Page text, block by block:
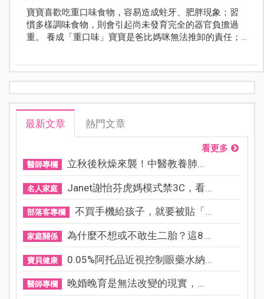
寶寶喜歡吃重口味食物，容易造成蛀牙、肥胖現象；習
慣多樣調味食物，則會引起尚未發育完全的器官負擔過
重。 養成「重口味」寶寶是爸比媽咪無法推卸的責任；
營養滿分！
最新文章 熱門文章
看更多
醫師專欄 立秋後秋燥來襲！中醫教養肺...
名人家庭 Janet謝怡芬虎媽模式禁3C，看...
部落客專欄 不買手機給孩子，就要被貼「...
家庭關係 為什麼不想或不敢生二胎？這8...
寶貝健康 0.05%阿托品近視控制眼藥水納...
醫師專欄 晚婚晚育是無法改變的現實，...